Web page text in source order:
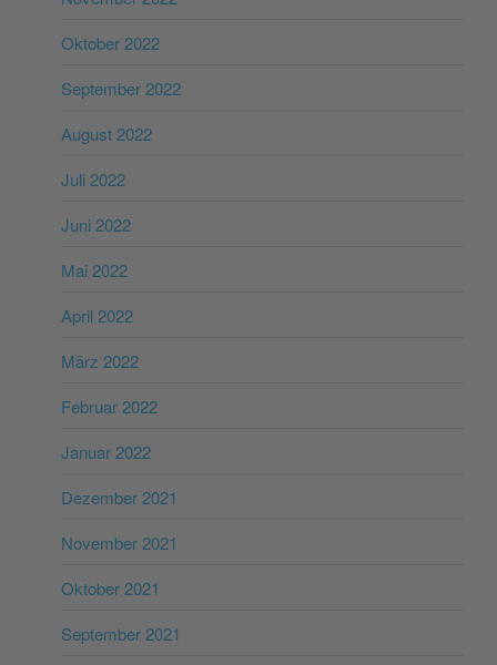
Oktober 2022
September 2022
August 2022
Juli 2022
Juni 2022
Mai 2022
April 2022
März 2022
Februar 2022
Januar 2022
Dezember 2021
November 2021
Oktober 2021
September 2021